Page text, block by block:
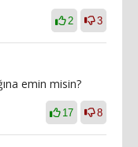
2 3
emin misin?
17 8